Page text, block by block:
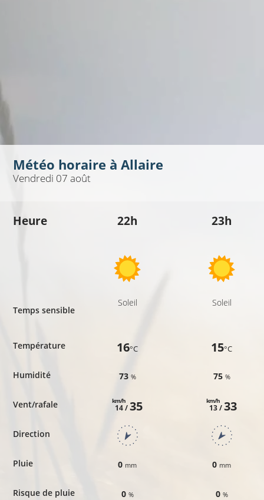
Météo horaire à Allaire
Vendredi 07 août
Heure
Temps sensible
Température
Humidité
Vent/rafale
Direction
Pluie
Risque de pluie
22h
Soleil
16°C
73 %
14 /
km/h 35
0 mm
0 %
23h
Soleil
15°C
75 %
13 /
km/h 33
0 mm
0 %